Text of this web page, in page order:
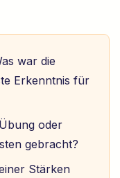
war die
Erkenntnis für
oder
gebracht?
Stärken